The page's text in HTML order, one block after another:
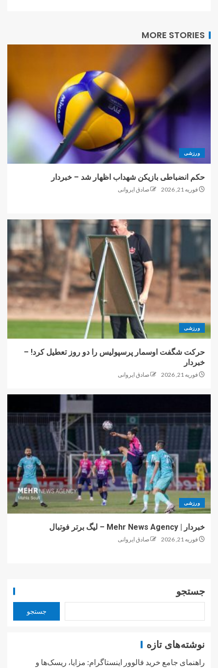
MORE STORIES
ورزشی
حکم انضباطی بازیکن شهداب اظهار شد – خبردار
فوریه 21, 2026 صادق ایروانی
ورزشی
حرکت شگفت اوسمار پرسپولیس را دو روز تعطیل کرد! –
خبردار
فوریه 21, 2026 صادق ایروانی
ورزشی
خبردار | Mehr News Agency – لیگ برتر فوتبال
فوریه 21, 2026 صادق ایروانی
جستجو
جستجو
نوشته‌های تازه
راهنمای جامع خرید فالوور اینستاگرام: مزایا، ریسک‌ها و